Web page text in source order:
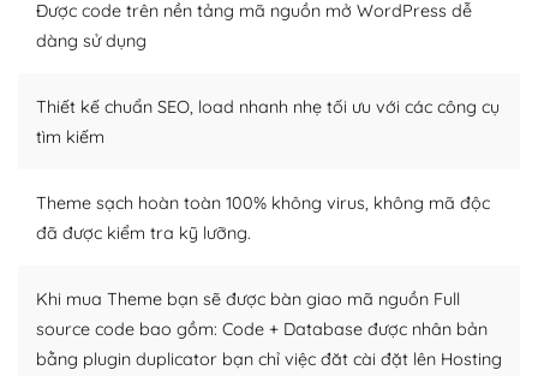
thiết kế tốt, bạn có thể tự sửa đổi. Nếu không bạn có thể
tìm kiếm chúng trên Internet hoặc nhờ chuyên gia.
– Sở hữu một cộng đồng lớn, sẵn sàng hỗ trợ
khổng lồ được kiểm duyệt bởi các nhân viên và những
người cuồng tín WordPress.
Nếu bạn gặp khó khăn, bạn có thể lên mạng và tìm
kiếm những cộng đồng WordPress, họ sẽ giúp bạn trả
lời, giải đáp vấn đề của bạn.
Được code trên nền tảng mã nguồn mở WordPress dễ
dàng sử dụng
Thiết kế chuẩn SEO, load nhanh nhẹ tối ưu với các công cụ
tìm kiếm
Theme sạch hoàn toàn 100% không virus, không mã độc
đã được kiểm tra kỹ lưỡng.
Khi mua Theme bạn sẽ được bàn giao mã nguồn Full
source code bao gồm: Code + Database được nhân bản
bằng plugin duplicator bạn chỉ việc đăt cài đặt lên Hosting